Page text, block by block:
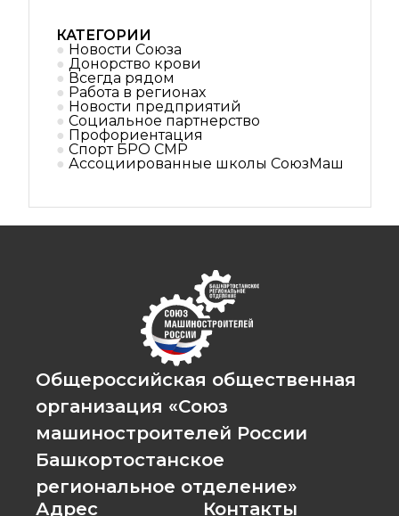
КАТЕГОРИИ
Новости Союза
Донорство крови
Всегда рядом
Работа в регионах
Новости предприятий
Социальное партнерствo
Профориентация
Спорт БРО СМР
Ассоциированные школы СоюзМаш
Общероссийская общественная
организация «Союз
машиностроителей России
Башкортостанское
региональное отделение»
Адрес
Контакты